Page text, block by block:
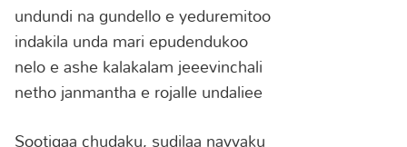
undundi na gundello e yeduremitoo
indakila unda mari epudendukoo
nelo e ashe kalakalam jeeevinchali
netho janmantha e rojalle undaliee
Sootigaa chudaku, sudilaa navvaku